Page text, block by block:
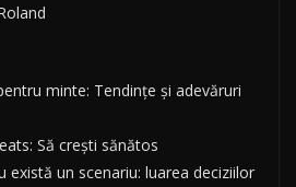
minte: Tendințe și adevăruri
Să crești sănătos
există un scenariu: luarea deciziilor